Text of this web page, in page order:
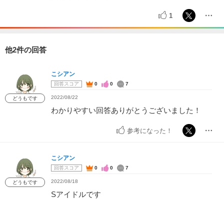
1
他2件の回答
どうもです
こシアン
回答スコア 0 0 7
2022/08/22
わかりやすい回答ありがとうございました！
参考になった！
どうもです
こシアン
回答スコア 0 0 7
2022/08/18
Sアイドルです